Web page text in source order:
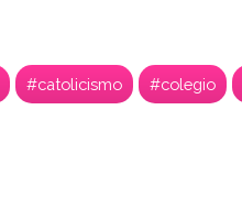
#catolicismo #colegio